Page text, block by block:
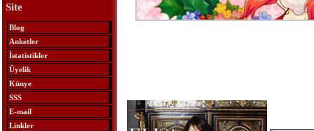
Site
Blog
Anketler
İstatistikler
Üyelik
Künye
SSS
E-mail
Linkler